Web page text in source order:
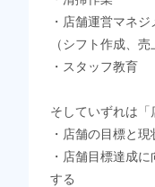
・店舗運営マネジ
（シフト作成、
・スタッフ教育
そしていずれは「
・店舗の目標と
・店舗目標達成
する